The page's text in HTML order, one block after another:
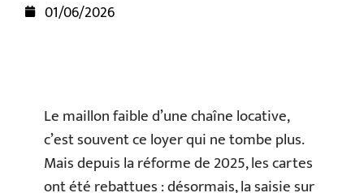
01/06/2026
Le maillon faible d’une chaîne locative,
c’est souvent ce loyer qui ne tombe plus.
Mais depuis la réforme de 2025, les cartes
ont été rebattues : désormais, la saisie sur